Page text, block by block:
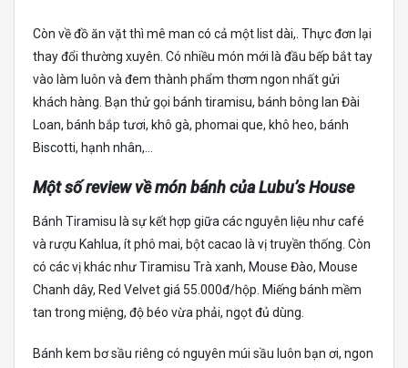
Còn về đồ ăn vặt thì mê man có cả một list dài,. Thực đơn lại
thay đổi thường xuyên. Có nhiều món mới là đầu bếp bắt tay
vào làm luôn và đem thành phẩm thơm ngon nhất gửi
khách hàng. Bạn thử gọi bánh tiramisu, bánh bông lan Đài
Loan, bánh bắp tươi, khô gà, phomai que, khô heo, bánh
Biscotti, hạnh nhân,…
Một số review về món bánh của Lubu’s House
Bánh Tiramisu là sự kết hợp giữa các nguyên liệu như café
và rượu Kahlua, ít phô mai, bột cacao là vị truyền thống. Còn
có các vị khác như Tiramisu Trà xanh, Mouse Đào, Mouse
Chanh dây, Red Velvet giá 55.000đ/hộp. Miếng bánh mềm
tan trong miệng, độ béo vừa phải, ngọt đủ dùng.
Bánh kem bơ sầu riêng có nguyên múi sầu luôn bạn ơi, ngon